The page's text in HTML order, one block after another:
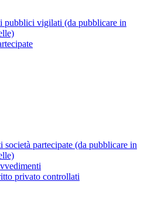
pubblici vigilati (da pubblicare in
società partecipate (da pubblicare in
privato controllati